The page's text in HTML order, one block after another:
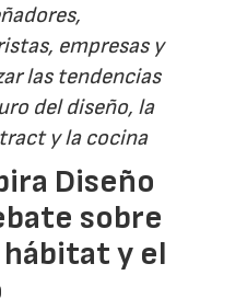
empresas y
las tendencias
del diseño, la
y la cocina
Diseño
sobre
y el